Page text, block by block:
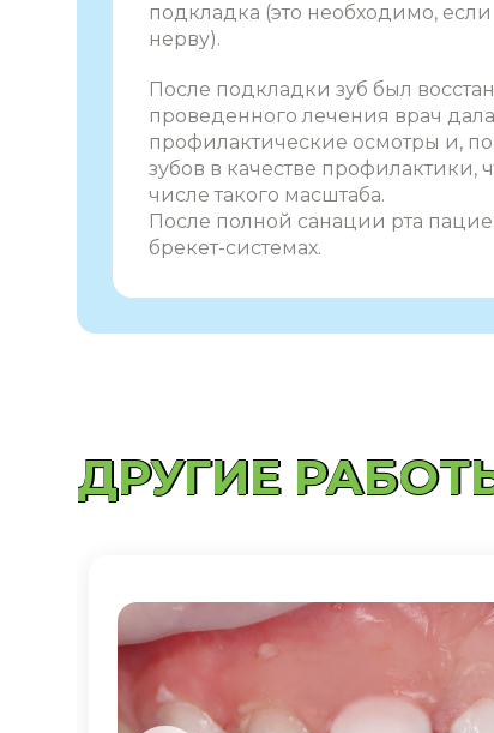
подкладка (это необходимо,
нерву).
После подкладки зуб был
проведенного лечения врач
профилактические осмотры и,
зубов в качестве профилактики,
числе такого масштаба.
После полной санации рта
брекет-системах.
ДРУГИЕ